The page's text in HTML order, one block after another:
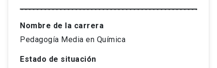
Nombre de la carrera
Pedagogía Media en Química
Estado de situación